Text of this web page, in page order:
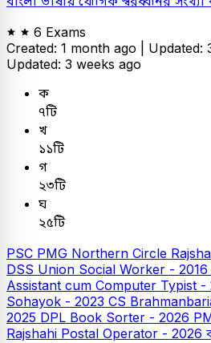
6 Exams
Created: 1 month ago | Updated:
Updated: 3 weeks ago
ক
৭টি
খ
১১টি
গ
২৩টি
ঘ
২৫টি
PSC PMG Northern Circle
DSS Union Social Worker - 2016
Assistant cum Computer Typist -
Sohayok - 2023 CS
2025 DPL Book Sorter - 2026
Rajshahi Postal Operator - 2026